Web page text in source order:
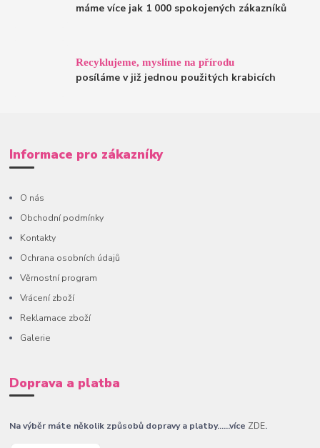
máme více jak 1 000 spokojených zákazníků
Recyklujeme, myslíme na přírodu
posíláme v již jednou použitých krabicích
Informace pro zákazníky
O nás
Obchodní podmínky
Kontakty
Ochrana osobních údajů
Věrnostní program
Vrácení zboží
Reklamace zboží
Galerie
Doprava a platba
Na výběr máte několik způsobů dopravy a platby......více ZDE.